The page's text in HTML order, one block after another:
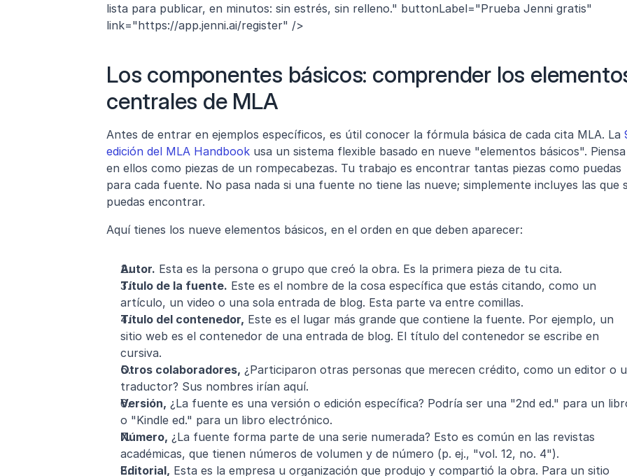
lista para publicar, en minutos: sin estrés, sin relleno." buttonLabel="Prueba Jenni gratis"
link="https://app.jenni.ai/register" />
Los componentes básicos: comprender los
centrales de MLA
Antes de entrar en ejemplos específicos, es útil conocer la fórmula básica de cada cita MLA. La
edición del MLA Handbook usa un sistema flexible basado en nueve "elementos básicos". Piensa
en ellos como piezas de un rompecabezas. Tu trabajo es encontrar tantas piezas como puedas
para cada fuente. No pasa nada si una fuente no tiene las nueve; simplemente incluyes las que
puedas encontrar.
Aquí tienes los nueve elementos básicos, en el orden en que deben aparecer:
Autor. Esta es la persona o grupo que creó la obra. Es la primera pieza de tu cita.
Título de la fuente. Este es el nombre de la cosa específica que estás citando, como un
artículo, un video o una sola entrada de blog. Esta parte va entre comillas.
Título del contenedor, Este es el lugar más grande que contiene la fuente. Por ejemplo, un
sitio web es el contenedor de una entrada de blog. El título del contenedor se escribe en
cursiva.
Otros colaboradores, ¿Participaron otras personas que merecen crédito, como un editor o
traductor? Sus nombres irían aquí.
Versión, ¿La fuente es una versión o edición específica? Podría ser una "2nd ed." para un
o "Kindle ed." para un libro electrónico.
Número, ¿La fuente forma parte de una serie numerada? Esto es común en las revistas
académicas, que tienen números de volumen y de número (p. ej., "vol. 12, no. 4").
Editorial, Esta es la empresa u organización que produjo y compartió la obra. Para un sitio